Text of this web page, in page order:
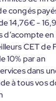
congés
14,76€ -
d’acompte
CET de
10% par an
dans
à tous vos